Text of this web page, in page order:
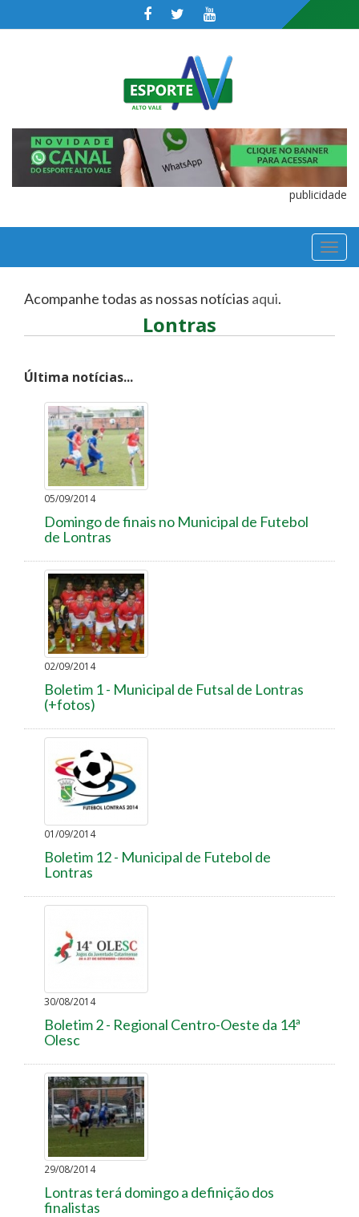
publicidade
Acompanhe todas as nossas notícias aqui.
Lontras
Última notícias...
05/09/2014
Domingo de finais no Municipal de Futebol
de Lontras
02/09/2014
Boletim 1 - Municipal de Futsal de Lontras
(+fotos)
01/09/2014
Boletim 12 - Municipal de Futebol de
Lontras
30/08/2014
Boletim 2 - Regional Centro-Oeste da 14ª
Olesc
29/08/2014
Lontras terá domingo a definição dos
finalistas